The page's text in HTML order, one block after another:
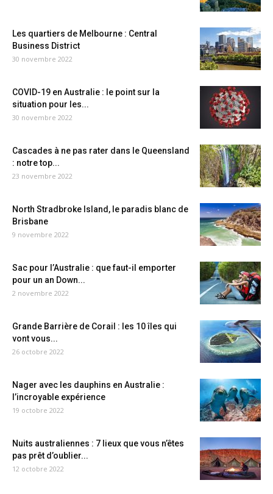
Les quartiers de Melbourne : Central
Business District
30 novembre 2022
COVID-19 en Australie : le point sur la
situation pour les...
30 novembre 2022
Cascades à ne pas rater dans le Queensland
: notre top...
23 novembre 2022
North Stradbroke Island, le paradis blanc de
Brisbane
9 novembre 2022
Sac pour l’Australie : que faut-il emporter
pour un an Down...
2 novembre 2022
Grande Barrière de Corail : les 10 îles qui
vont vous...
26 octobre 2022
Nager avec les dauphins en Australie :
l’incroyable expérience
19 octobre 2022
Nuits australiennes : 7 lieux que vous n’êtes
pas prêt d’oublier...
12 octobre 2022